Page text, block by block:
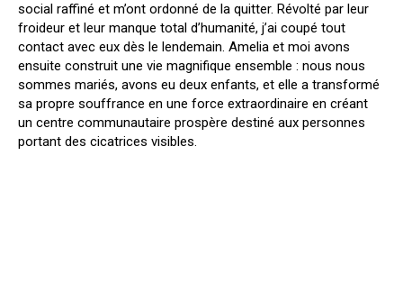
social raffiné et m’ont ordonné de la quitter. Révolté par leur
froideur et leur manque total d’humanité, j’ai coupé tout
contact avec eux dès le lendemain. Amelia et moi avons
ensuite construit une vie magnifique ensemble : nous nous
sommes mariés, avons eu deux enfants, et elle a transformé
sa propre souffrance en une force extraordinaire en créant
un centre communautaire prospère destiné aux personnes
portant des cicatrices visibles.